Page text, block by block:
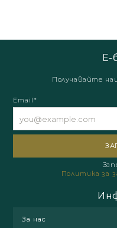
Е-
Получавайте
Email*
Политика за
За нас